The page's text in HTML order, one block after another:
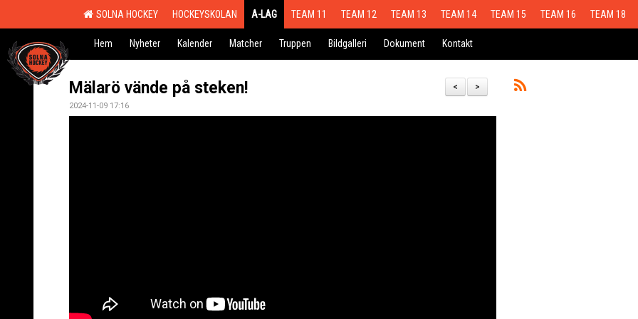
SOLNA HOCKEY HOCKEYSKOLAN A-LAG TEAM 11 TEAM 12 TEAM 13 TEAM 14 TEAM 15 TEAM 16 TEAM 18
Hem Nyheter Kalender Matcher Truppen Bildgalleri Dokument Kontakt
>
<
Mälarö vände på steken!
2024-11-09 17:16